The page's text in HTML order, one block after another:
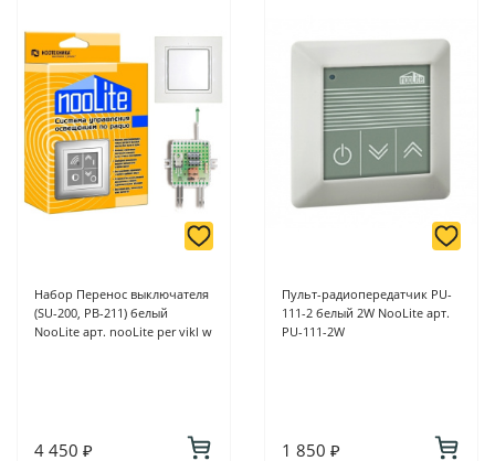
Набор Перенос выключателя
(SU-200, PB-211) белый
NooLite арт. nooLite per vikl w
4 450 ₽
Пульт-радиопередатчик РU-
111-2 белый 2W NooLite арт.
PU-111-2W
1 850 ₽